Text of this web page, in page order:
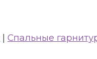
Спальные